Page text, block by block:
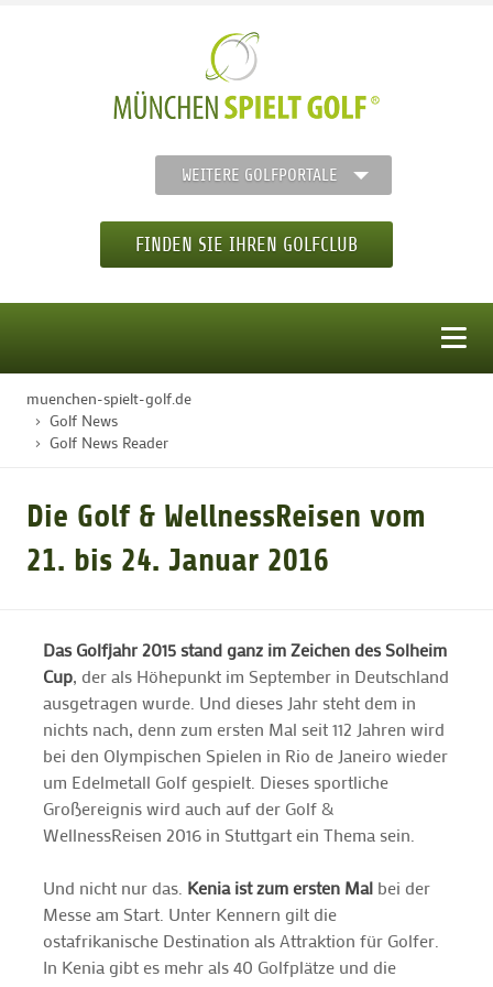
WEITERE GOLFPORTALE
FINDEN SIE IHREN GOLFCLUB
STARTSEITE
GOLFTURNIERE
GOLFEINSTEIGER
GOLFHOTELS
muenchen-spielt-golf.de
Golf News
Golf News Reader
Die Golf­ & WellnessReisen vom
21. bis 24. Januar 2016
Das Golfjahr 2015 stand ganz im Zeichen des Solheim
Cup, der als Höhepunkt im September in Deutschland
ausgetragen wurde. Und dieses Jahr steht dem in
nichts nach, denn zum ersten Mal seit 112 Jahren wird
bei den Olympischen Spielen in Rio de Janeiro wieder
um Edelmetall Golf gespielt. Dieses sportliche
Großereignis wird auch auf der Golf­ &
WellnessReisen 2016 in Stuttgart ein Thema sein.
Und nicht nur das. Kenia ist zum ersten Mal bei der
Messe am Start. Unter Kennern gilt die
ostafrikanische Destination als Attraktion für Golfer.
In Kenia gibt es mehr als 40 Golfplätze und die